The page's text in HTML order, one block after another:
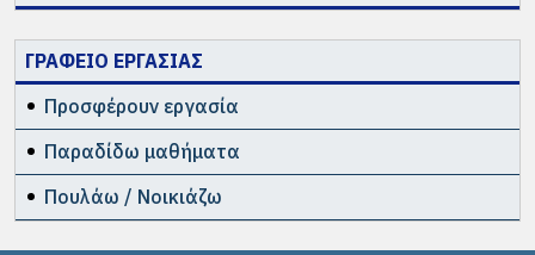
ΓΡΑΦΕΙΟ ΕΡΓΑΣΙΑΣ
Προσφέρουν εργασία
Παραδίδω μαθήματα
Πουλάω / Νοικιάζω